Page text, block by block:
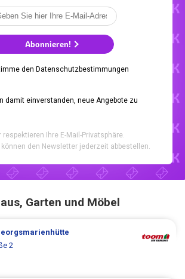
Abonnieren!
den Datenschutzbestimmungen
damit einverstanden, neue Angebote zu
respektieren Ihre E-Mail-Privatsphäre.
können den Newsletter jederzeit abbestellen.
Garten und Möbel
2